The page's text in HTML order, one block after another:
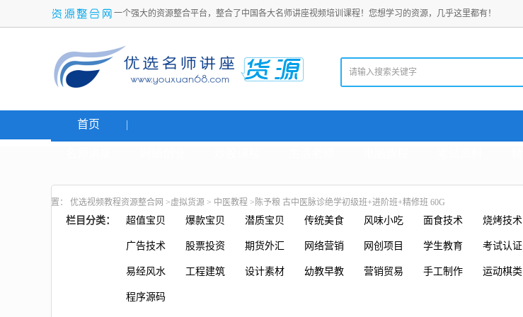
一个强大的资源整合平台，整合了中国各大名师讲座视频培训课程！您想学习的资源，几乎这里都有！
首页
置： 优选视频教程资源整合网 >虚拟货源 > 中医教程 >陈予粮 古中医脉诊绝学初级班+进阶班+精修班 60G
栏目分类： 超值宝贝 爆款宝贝 潜质宝贝 传统美食 风味小吃 面食技术 烧烤技术
广告技术 股票投资 期货外汇 网络营销 网创项目 学生教育 考试认证
易经风水 工程建筑 设计素材 幼教早教 营销贸易 手工制作 运动棋类
程序源码